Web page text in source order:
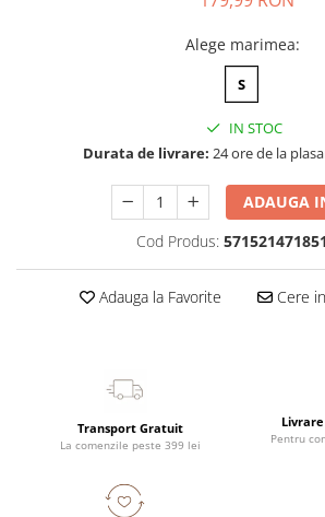
Alege marimea:
S
IN STOC
Durata de livrare: 24 ore de la
ADAUGA
Cod Produs:
Adauga la Favorite Cere
Transport Gratuit
La comenzile peste 399 lei
Pentru